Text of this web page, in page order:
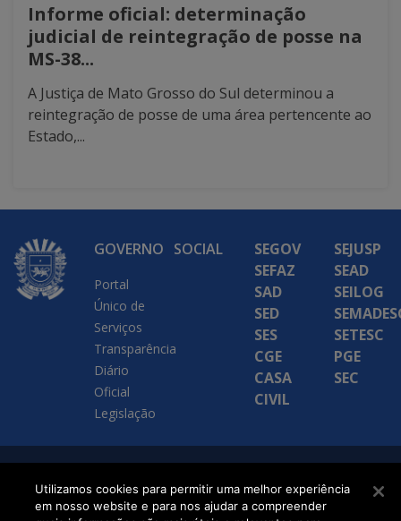
Informe oficial: determinação
judicial de reintegração de posse na
MS-38...
A Justiça de Mato Grosso do Sul determinou a
reintegração de posse de uma área pertencente ao
Estado,...
GOVERNO
Portal
Único de
Serviços
Transparência
Diário
Oficial
Legislação
SOCIAL
SEGOV
SEFAZ
SAD
SED
SES
CGE
CASA
CIVIL
SEJUSP
SEAD
SEILOG
SETESC
PGE
SEC
SETDIG | Secretaria-
Executiva de
Utilizamos cookies para permitir uma melhor experiência
em nosso website e para nos ajudar a compreender